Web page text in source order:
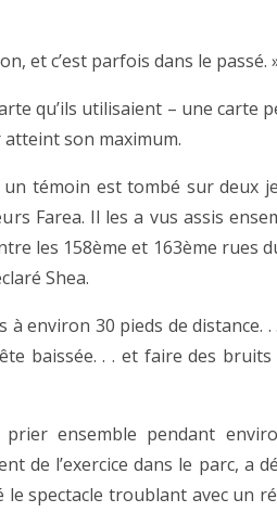
et c’est parfois dans le passé.
qu’ils utilisaient – une carte
son maximum.
témoin est tombé sur deux
Farea. Il les a vus assis
les 158ème et 163ème rues
Shea.
à environ 30 pieds de distance.
baissée. . . et faire des bruits
ensemble pendant
de l’exercice dans le parc, a
spectacle troublant avec un